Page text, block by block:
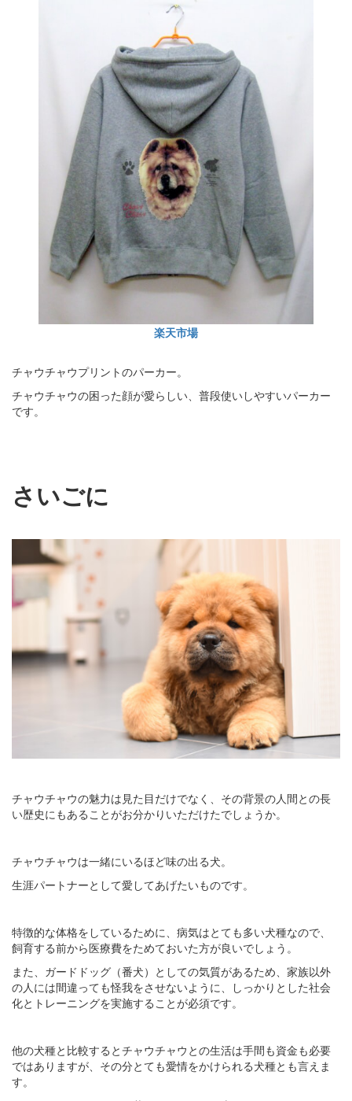
楽天市場
チャウチャウプリントのパーカー。
チャウチャウの困った顔が愛らしい、普段使いしやすいパーカー
です。
さいごに
チャウチャウの魅力は見た目だけでなく、その背景の人間との長
い歴史にもあることがお分かりいただけたでしょうか。
チャウチャウは一緒にいるほど味の出る犬。
生涯パートナーとして愛してあげたいものです。
特徴的な体格をしているために、病気はとても多い犬種なので、
飼育する前から医療費をためておいた方が良いでしょう。
また、ガードドッグ（番犬）としての気質があるため、家族以外
の人には間違っても怪我をさせないように、しっかりとした社会
化とトレーニングを実施することが必須です。
他の犬種と比較するとチャウチャウとの生活は手間も資金も必要
ではありますが、その分とても愛情をかけられる犬種とも言えま
す。